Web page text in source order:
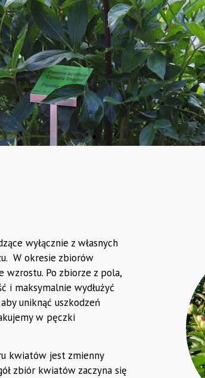
i ekskluzywne podpory,
będą świetnie się
Sklep z podporami
wyłącznie z własnych
W okresie zbiorów
wzrostu. Po zbiorze z pola,
i maksymalnie wydłużyć
uniknąć uszkodzeń
w pęczki
kwiatów jest zmienny
zbiór kwiatów zaczyna się